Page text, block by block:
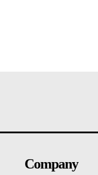
Company